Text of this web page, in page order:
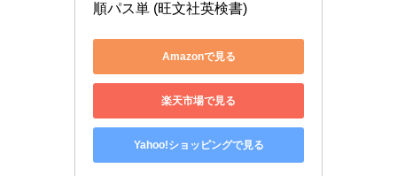
順パス単 (旺文社英検書)
Amazonで見る
楽天市場で見る
Yahoo!ショッピングで見る